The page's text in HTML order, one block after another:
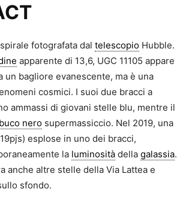
fotografata dal telescopio Hubble.
apparente di 13,6, UGC 11105 appare
un bagliore evanescente, ma è una
cosmici. I suoi due bracci a
ammassi di giovani stelle blu, mentre il
buco nero supermassiccio. Nel 2019, una
esplose in uno dei bracci,
la luminosità della galassia.
anche altre stelle della Via Lattea e
sfondo.